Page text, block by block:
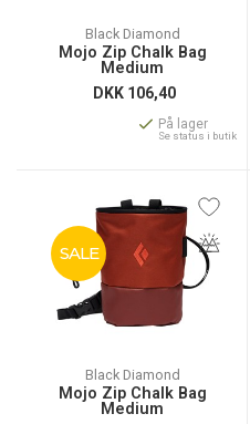
Black Diamond
Mojo Zip Chalk Bag
Medium
DKK 106,40
På lager
Se status i butik
SALE
Black Diamond
Mojo Zip Chalk Bag
Medium